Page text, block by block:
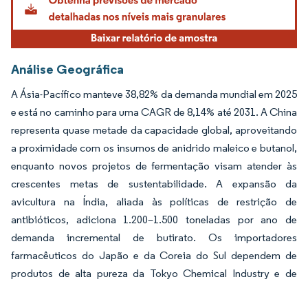
Análise Geográfica
A Ásia-Pacífico manteve 38,82% da demanda mundial em 2025
e está no caminho para uma CAGR de 8,14% até 2031. A China
representa quase metade da capacidade global, aproveitando
a proximidade com os insumos de anidrido maleico e butanol,
enquanto novos projetos de fermentação visam atender às
crescentes metas de sustentabilidade. A expansão da
avicultura na Índia, aliada às políticas de restrição de
antibióticos, adiciona 1.200–1.500 toneladas por ano de
demanda incremental de butirato. Os importadores
farmacêuticos do Japão e da Coreia do Sul dependem de
produtos de alta pureza da Tokyo Chemical Industry e de